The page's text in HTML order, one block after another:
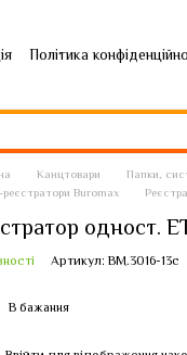
Політика
Канцтовари Папки,
Buromax
одност.
Артикул: BM.3016-13c
В бажання